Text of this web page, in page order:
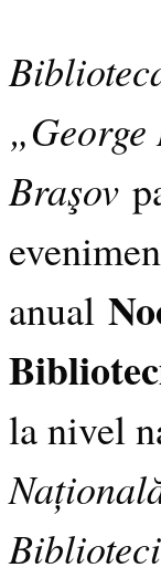
Braşov
anual
la nivel